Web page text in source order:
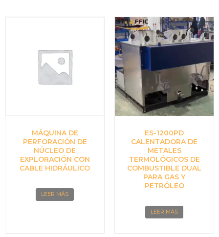
MÁQUINA DE
PERFORACIÓN DE
NÚCLEO DE
EXPLORACIÓN CON
CABLE HIDRÁULICO
LEER MÁS
ES-1200PD
CALENTADORA DE
METALES
TERMOLÓGICOS DE
COMBUSTIBLE DUAL
PARA GAS Y
PETRÓLEO
LEER MÁS